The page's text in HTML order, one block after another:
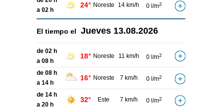
a 02 h
24° Noreste 14 km/h 0 l/m2
El tiempo el Jueves 13.08.2026
de 02 h
a 08 h
18° Noreste 11 km/h 0 l/m2
de 08 h
a 14 h
16° Noreste 7 km/h 0 l/m2
de 14 h
a 20 h
32° Este 7 km/h 0 l/m2